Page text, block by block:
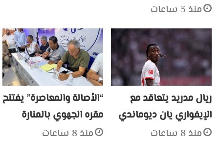
منذ 3 ساعات
ريال مدريد يتعاقد مع
الإيفواري يان ديوماندي
منذ 8 ساعات
“الأصالة والمعاصرة” يفتتح
مقره الجهوي بالمنارة
منذ 8 ساعات